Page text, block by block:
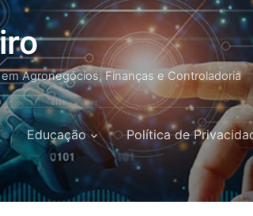
Agronegócios, Finanças e Controladoria
Educação Política de